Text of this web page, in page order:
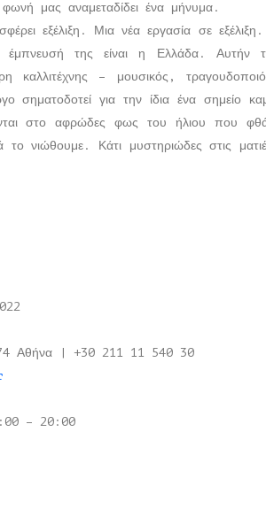
μας αναμεταδίδει ένα μήνυμα.
εξέλιξη. Μια νέα εργασία σε
έμπνευσή της είναι η Ελλάδα. Αυτήν
καλλιτέχνης – μουσικός,
σηματοδοτεί για την ίδια ένα σημείο
στο αφρώδες φως του ήλιου που
νιώθουμε. Κάτι μυστηριώδες στις
Αθήνα | +30 211 11 540 30
– 20:00